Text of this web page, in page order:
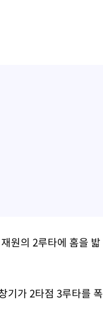
원의 2루타에 홈을 밟
기가 2타점 3루타를 폭